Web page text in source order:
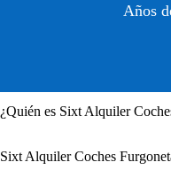
Años
¿Quién es Sixt Alquiler
Sixt Alquiler Coches